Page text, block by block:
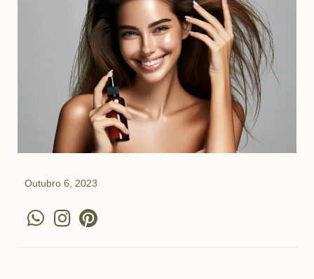
Outubro 6, 2023
W
I
n
P
i